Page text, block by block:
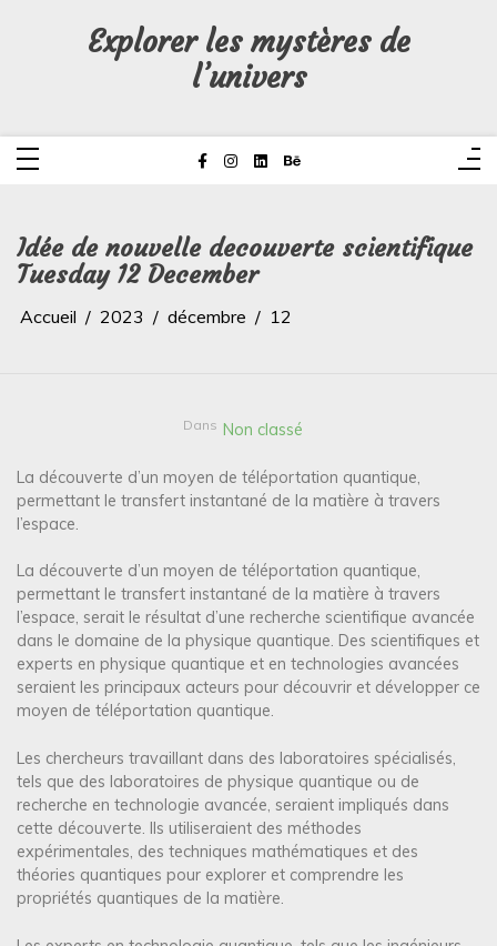
Explorer les mystères de
l’univers
Idée de nouvelle decouverte scientifique
Tuesday 12 December
Accueil 2023 décembre 12
Dans Non classé
La découverte d’un moyen de téléportation quantique,
permettant le transfert instantané de la matière à travers
l’espace.
La découverte d’un moyen de téléportation quantique,
permettant le transfert instantané de la matière à travers
l’espace, serait le résultat d’une recherche scientifique avancée
dans le domaine de la physique quantique. Des scientifiques et
experts en physique quantique et en technologies avancées
seraient les principaux acteurs pour découvrir et développer ce
moyen de téléportation quantique.
Les chercheurs travaillant dans des laboratoires spécialisés,
tels que des laboratoires de physique quantique ou de
recherche en technologie avancée, seraient impliqués dans
cette découverte. Ils utiliseraient des méthodes
expérimentales, des techniques mathématiques et des
théories quantiques pour explorer et comprendre les
propriétés quantiques de la matière.